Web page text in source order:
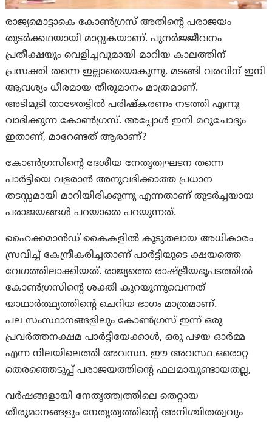
രാജ്യമൊട്ടാകെ കോൺഗ്രസ് അതിൻ്റെ പരാജയം
തുടർക്കഥയായി മാറ്റുകയാണ്. പുനർജ്ജീവനം
പ്രതീക്ഷയും വെളിച്ചവുമായി മാറിയ കാലത്തിന്
പ്രസക്തി തന്നെ ഇല്ലാതെയാകുന്നു. മടങ്ങി വരവിന് ഇനി
ആവശ്യം ധീരമായ തീരുമാനം മാത്രമാണ്.
അടിമുടി താഴേതട്ടിൽ പരിഷ്കരണം നടത്തി എന്നു
വാദിക്കുന്ന കോൺഗ്രസ്. അപ്പോൾ ഇനി മറുചോദ്യം
ഇതാണ്, മാറേണ്ടത് ആരാണ്?
കോൺഗ്രസിന്റെ ദേശീയ നേതൃത്വഘടന തന്നെ
പാർട്ടിയെ വളരാൻ അനുവദിക്കാത്ത പ്രധാന
തടസ്സമായി മാറിയിരിക്കുന്നു എന്നതാണ് തുടർച്ചയായ
പരാജയങ്ങൾ പറയാതെ പറയുന്നത്.
ഹൈക്കമാൻഡ് കൈകളിൽ കൂടുതലായ അധികാരം
സ്രവിച്ച് കേന്ദ്രീകരിച്ചതാണ് പാർട്ടിയുടെ ക്ഷയത്തെ
വേഗത്തിലാക്കിയത്. രാജ്യത്തെ രാഷ്ട്രീയഭൂപടത്തിൽ
കോൺഗ്രസിന്റെ ശക്തി കുറയുന്നുവെന്നത്
യാഥാർത്ഥ്യത്തിന്റെ ചെറിയ ഭാഗം മാത്രമാണ്.
പല സംസ്ഥാനങ്ങളിലും കോൺഗ്രസ് ഇന്ന് ഒരു
പ്രവർത്തനക്ഷമ പാർട്ടിയേക്കാൾ, ഒരു പഴയ ഓർമ്മ
എന്ന നിലയിലെത്തി അവസ്ഥ. ഈ അവസ്ഥ ഒരൊറ്റ
തെരഞ്ഞെടുപ്പ് പരാജയത്തിന്റെ ഫലമായുണ്ടായതല്ല,
വർഷങ്ങളായി നേതൃത്ത്വത്തിലെ തെറ്റായ
തീരുമാനങ്ങളും നേതൃത്വത്തിന്റെ അനിശ്ചിതത്വവും